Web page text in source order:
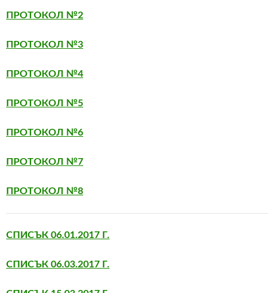
ПРОТОКОЛ №2
ПРОТОКОЛ №3
ПРОТОКОЛ №4
ПРОТОКОЛ №5
ПРОТОКОЛ №6
ПРОТОКОЛ №7
ПРОТОКОЛ №8
СПИСЪК 06.01.2017 Г.
СПИСЪК 06.03.2017 Г.